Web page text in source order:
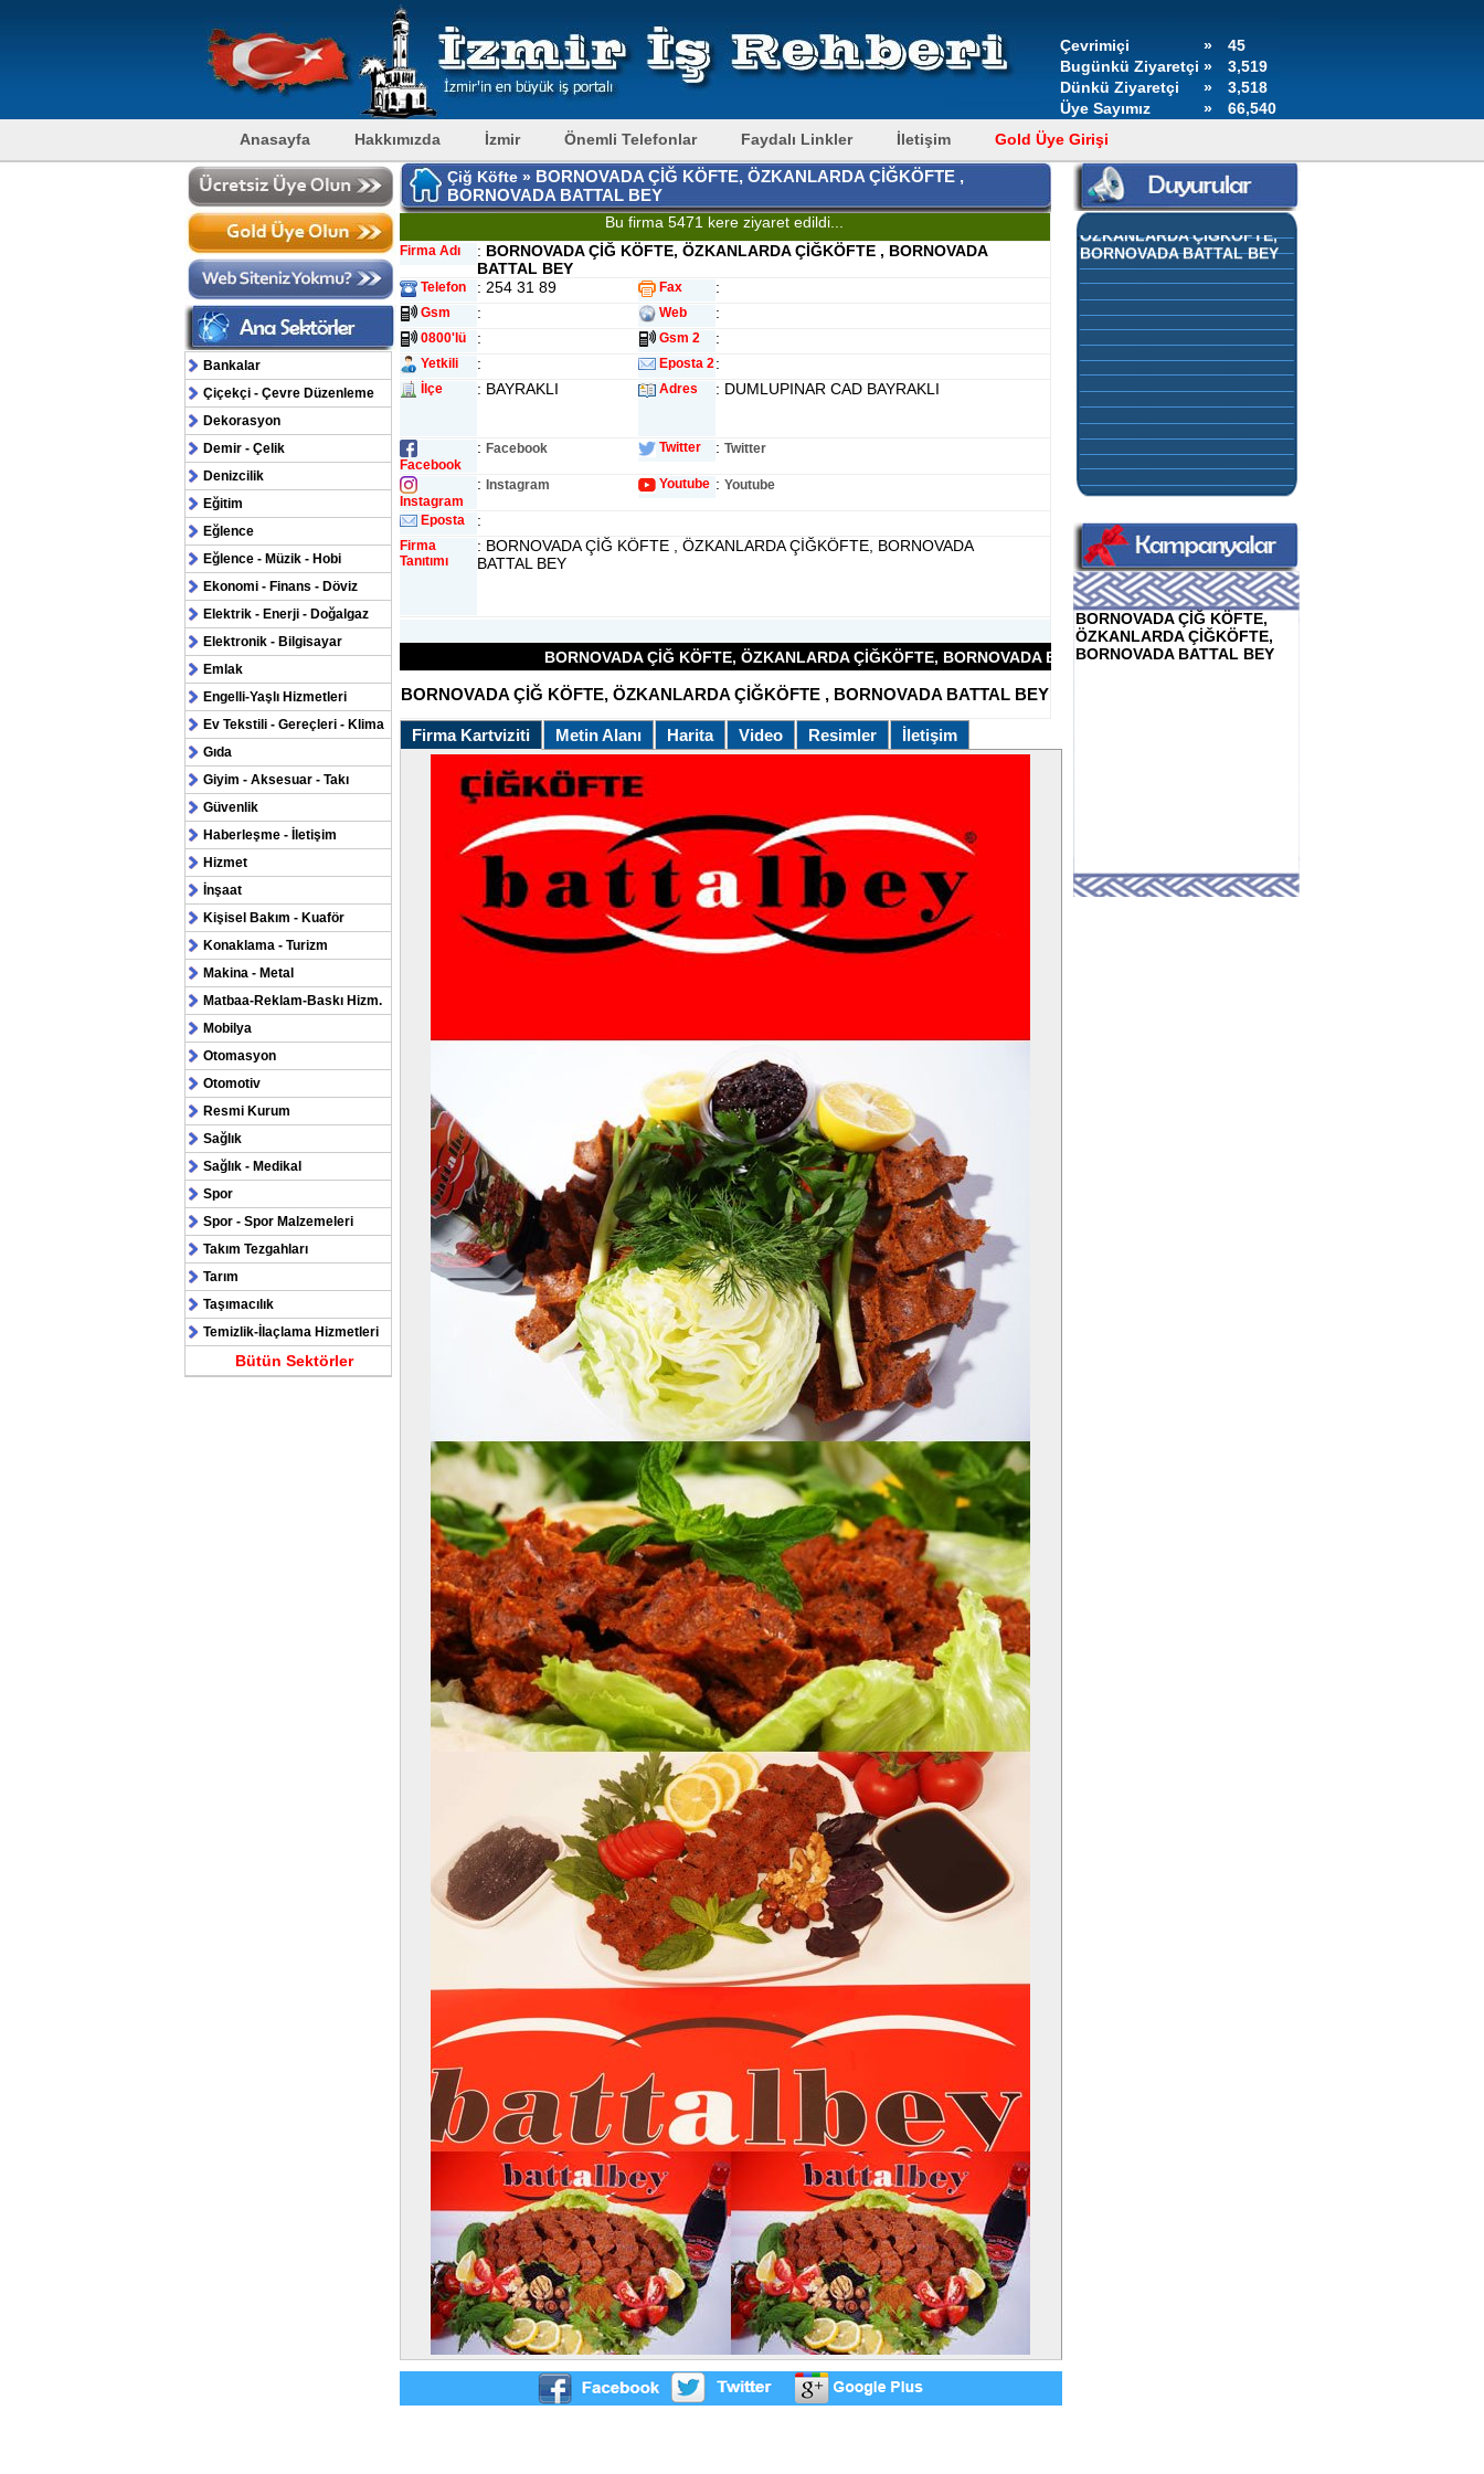
Çevrimiçi »
45
Bugünkü Ziyaretçi »
3,519
Dünkü Ziyaretçi
»
3,518
Üye Sayımız
»
66,540
Anasayfa
Hakkımızda İzmir Önemli Telefonlar Faydalı Linkler İletişim Gold Üye Girişi
Bankalar
Çiçekçi - Çevre Düzenleme
Dekorasyon
Demir - Çelik
Denizcilik
Eğitim
Eğlence
Eğlence - Müzik - Hobi
Ekonomi - Finans - Döviz
Elektrik - Enerji - Doğalgaz
Elektronik - Bilgisayar
Emlak
Engelli-Yaşlı Hizmetleri
Ev Tekstili - Gereçleri - Klima
Gıda
Giyim - Aksesuar - Takı
Güvenlik
Haberleşme - İletişim
Hizmet
İnşaat
Kişisel Bakım - Kuaför
Konaklama - Turizm
Makina - Metal
Matbaa-Reklam-Baskı Hizm.
Mobilya
Otomasyon
Otomotiv
Resmi Kurum
Sağlık
Sağlık - Medikal
Spor
Spor - Spor Malzemeleri
Takım Tezgahları
Tarım
Taşımacılık
Temizlik-İlaçlama Hizmetleri
Bütün Sektörler
Çiğ Köfte » BORNOVADA ÇİĞ KÖFTE, ÖZKANLARDA ÇİĞKÖFTE ,
BORNOVADA BATTAL BEY
Bu firma 5471 kere ziyaret edildi...
Firma Adı : BORNOVADA ÇİĞ KÖFTE, ÖZKANLARDA ÇİĞKÖFTE , BORNOVADA
BATTAL BEY
Telefon : 254 31 89 Fax :
Gsm : Web :
0800'lü : Gsm 2 :
Yetkili : Eposta 2:
İlçe : BAYRAKLI Adres : DUMLUPINAR CAD BAYRAKLI
Facebook
: Facebook Twitter : Twitter
Instagram
: Instagram Youtube : Youtube
Eposta :
Firma
Tanıtımı
: BORNOVADA ÇİĞ KÖFTE , ÖZKANLARDA ÇİĞKÖFTE, BORNOVADA
BATTAL BEY
BORNOVADA ÇİĞ KÖFTE, ÖZKANLARDA ÇİĞKÖFTE, BORNOVADA BATTAL BEY
BORNOVADA ÇİĞ KÖFTE, ÖZKANLARDA ÇİĞKÖFTE , BORNOVADA BATTAL BEY
Firma Kartviziti Metin Alanı Harita Video Resimler İletişim
BORNOVADA ÇİĞ KÖFTE,
ÖZKANLARDA ÇİĞKÖFTE,
BORNOVADA BATTAL BEY
BORNOVADA ÇİĞ KÖFTE,
ÖZKANLARDA ÇİĞKÖFTE,
BORNOVADA BATTAL BEY